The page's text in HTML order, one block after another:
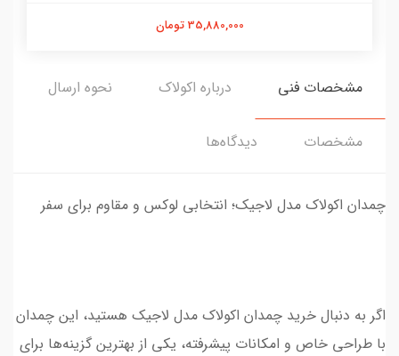
35,880,000 تومان
مشخصات فنی درباره اکولاک نحوه ارسال
مشخصات دیدگاه‌ها
چمدان اکولاک مدل لاجیک؛ انتخابی لوکس و مقاوم برای سفر
اگر به دنبال خرید چمدان اکولاک مدل لاجیک هستید، این چمدان
با طراحی خاص و امکانات پیشرفته، یکی از بهترین گزینه‌ها برای